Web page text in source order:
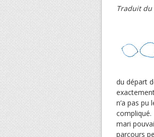
Traduit du
du départ
n’a pas pu
compliqué.
mari
parcours